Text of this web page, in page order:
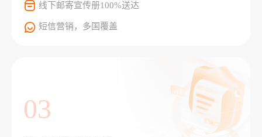
线下邮寄宣传册100%送达
短信营销，多国覆盖
03